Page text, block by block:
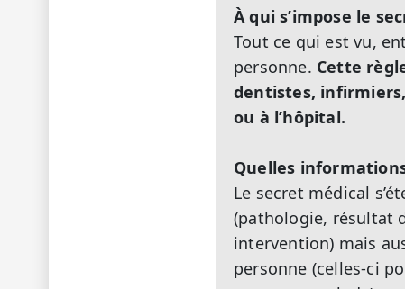
À qui s’impose le
Tout ce qui est vu,
personne. Cette
dentistes,
ou à l’hôpital.
Quelles
Le secret médical
(pathologie, résultat
intervention) mais
personne (celles-ci